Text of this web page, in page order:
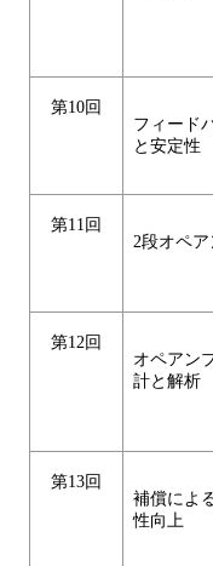
第10回
フィード
と安定性
第11回
2段オペ
第12回
オペアン
計と解析
第13回
補償によ
性向上